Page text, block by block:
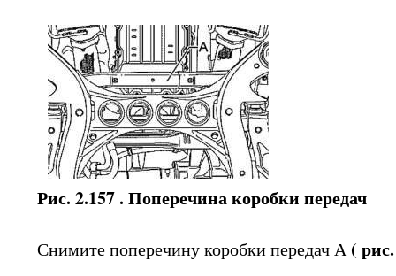
Рис. 2.157 . Поперечина коробки передач
Снимите поперечину коробки передач А(